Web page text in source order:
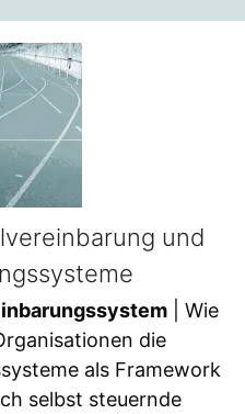
und
| Wie
die
als Framework
selbst steuernde